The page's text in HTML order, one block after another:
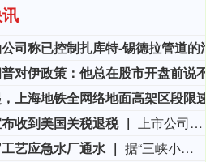
收到美国关税退税
上市公司公告显示，自7月以来，多家公司宣布已经收到美国关税退税。根据美国最高法院今年2月裁定，《国际紧急经济权力法》不授权总统征收大规模关税。美国国际贸易法院随后下令海关办理相关退款。海关与边境保护局4月20日启动第一阶段退款工作，首批退款于5月11日前后发放。美国海关与边境保护局官员本月4日披露的信息显示，截至7月底，该部门已处理完毕约1000亿美元关税的退款流程并把相关信息提供给财政部用于付款。（中新社）
艺应急水厂通水
据“三峡小微”公众号消息，8月8日，由三峡集团所属长江环保集团、武汉市水务集团等共同投资建设的华中地区规模最大的“双膜”工艺应急水厂——武汉梁子湖应急水厂并网通水，标志着武汉市江南区域正式构建起“一江一湖”双水源互为备援、灵活调度的供水新格局，为片区660万市民用水安全提供坚实保障。